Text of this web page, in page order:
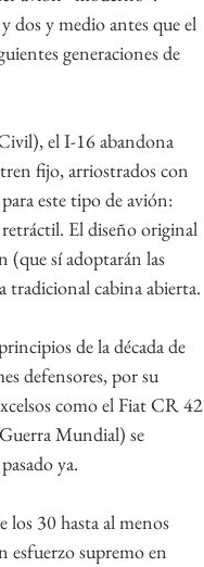
dos y medio antes que el
generaciones de
el I-16 abandona
fijo, arriostrados con
este tipo de avión:
El diseño original
(que sí adoptarán las
tradicional cabina abierta.
de la década de
defensores, por su
como el Fiat CR 42
Mundial) se
ya.
los 30 hasta al menos
esfuerzo supremo en